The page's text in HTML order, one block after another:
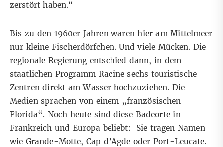
zerstört haben.“
Bis zu den 1960er Jahren waren hier am Mittelmeer
nur kleine Fischerdörfchen. Und viele Mücken. Die
regionale Regierung entschied dann, in dem
staatlichen Programm Racine sechs touristische
Zentren direkt am Wasser hochzuziehen. Die
Medien sprachen von einem „französischen
Florida“. Noch heute sind diese Badeorte in
Frankreich und Europa beliebt: Sie tragen Namen
wie Grande-Motte, Cap d’Agde oder Port-Leucate.